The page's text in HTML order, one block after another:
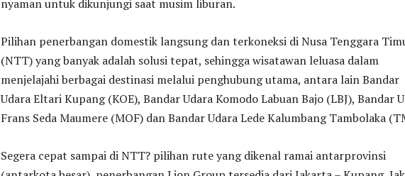
nyaman untuk dikunjungi saat musim liburan.
Pilihan penerbangan domestik langsung dan terkoneksi di Nusa Tenggara
(NTT) yang banyak adalah solusi tepat, sehingga wisatawan leluasa dalam
menjelajahi berbagai destinasi melalui penghubung utama, antara lain Bandar
Udara Eltari Kupang (KOE), Bandar Udara Komodo Labuan Bajo (LBJ), Bandar
Frans Seda Maumere (MOF) dan Bandar Udara Lede Kalumbang Tambolaka
Segera cepat sampai di NTT? pilihan rute yang dikenal ramai antarprovinsi